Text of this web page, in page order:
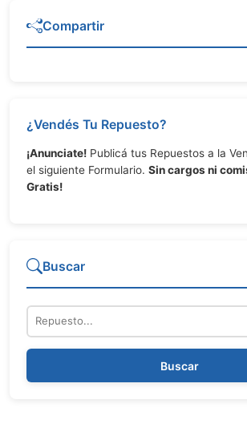
Compartir
¿Vendés Tu Repuesto?
¡Anunciate! Publicá tus Repuestos a la
el siguiente Formulario. Sin cargos ni
Gratis!
Buscar
Repuesto
Buscar